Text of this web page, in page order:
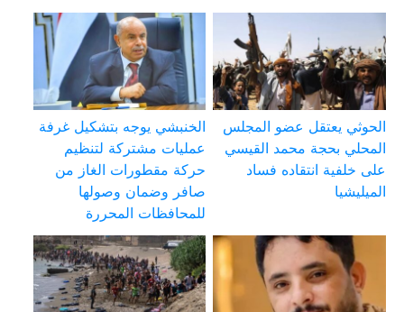
الحوثي يعتقل عضو المجلس
المحلي بحجة محمد القيسي
على خلفية انتقاده فساد
الميليشيا
الخنبشي يوجه بتشكيل غرفة
عمليات مشتركة لتنظيم
حركة مقطورات الغاز من
صافر وضمان وصولها
للمحافظات المحررة